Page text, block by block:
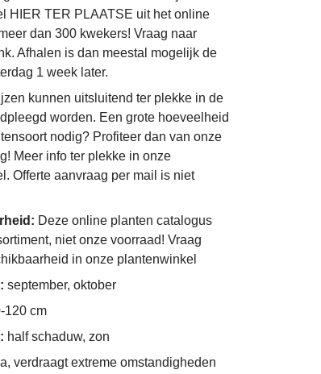
HIER TER PLAATSE uit het online
dan 300 kwekers! Vraag naar
Afhalen is dan meestal mogelijk de
1 week later.
kunnen uitsluitend ter plekke in de
worden. Een grote hoeveelheid
nodig? Profiteer dan van onze
Meer info ter plekke in onze
Offerte aanvraag per mail is niet
Deze online planten catalogus
niet onze voorraad! Vraag
in onze plantenwinkel
september, oktober
120 cm
half schaduw, zon
verdraagt extreme omstandigheden